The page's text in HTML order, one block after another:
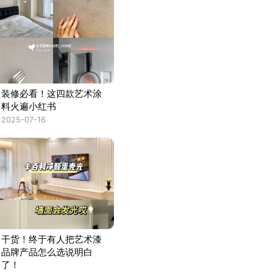
装修必看！这四款艺术涂
料火遍小红书
2025-07-16
干货！终于有人把艺术漆
品牌产品怎么选说明白
了！